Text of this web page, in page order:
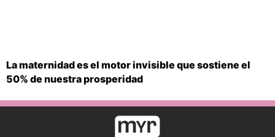
La maternidad es el motor invisible que sostiene el
50% de nuestra prosperidad